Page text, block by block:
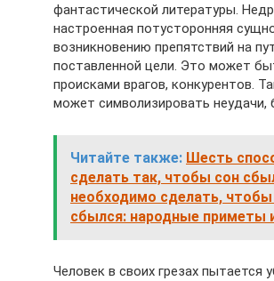
фантастической литературы.
настроенная потусторонняя
возникновению препятствий на
поставленной цели. Это может
происками врагов, конкурентов.
может символизировать неудачи,
Читайте также: Шесть
сделать так, чтобы сон
необходимо сделать, чтобы
сбылся: народные приметы
Человек в своих грезах пытается